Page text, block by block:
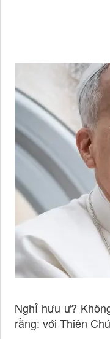
Nghỉ hưu ư?
rằng: với Thiên